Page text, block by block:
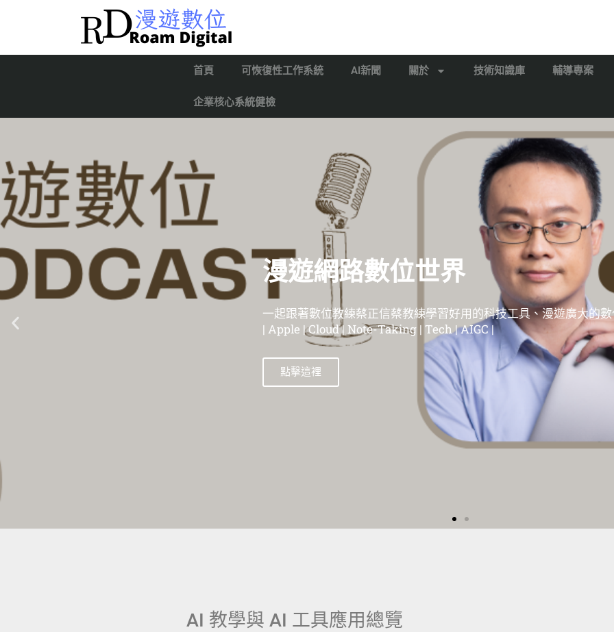
首頁 可恢復性工作系統 AI新聞 關於 技術知識庫 輔導專案
企業核心系統健檢
漫遊網路數
一起跟著數位教練蔡正信蔡教練學習好用的科技工具、漫遊在這個廣大
| 蘋果教學 | Evernote教學 | 筆記工具教學 | 雲端服務教學 |
AI 教學與 AI 工具應用總覽